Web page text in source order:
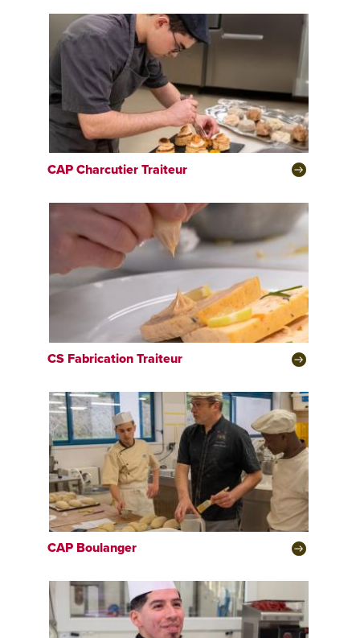
CAP Charcutier Traiteur
CS Fabrication Traiteur
CAP Boulanger